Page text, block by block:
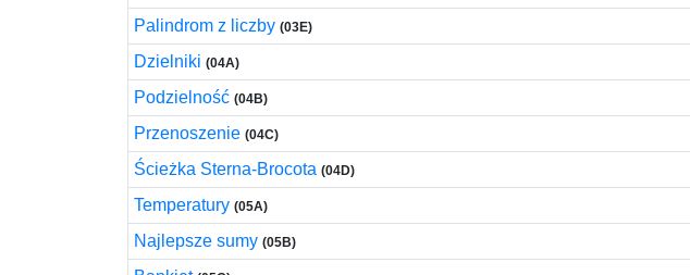
Palindrom z liczby (03E)
Dzielniki (04A)
Podzielność (04B)
Przenoszenie (04C)
Ścieżka Sterna-Brocota (04D)
Temperatury (05A)
Najlepsze sumy (05B)